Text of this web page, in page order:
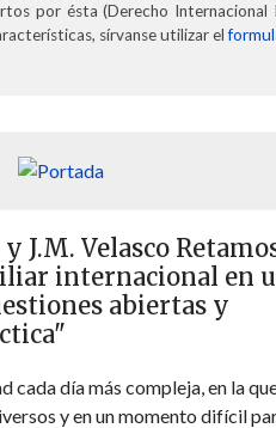
por ésta (Derecho
sírvanse utilizar el
J.M. Velasco
internacional en
abiertas y
cada día más compleja, en la
y en un momento difícil